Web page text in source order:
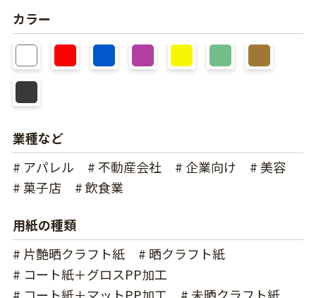
カラー
業種など
# アパレル
# 不動産会社 # 企業向け
# 美容
# 菓子店
# 飲食業
用紙の種類
# 片艶晒クラフト紙
# 晒クラフト紙
# コート紙＋グロスPP加工
# コート紙＋マットPP加工
# 未晒クラフト紙